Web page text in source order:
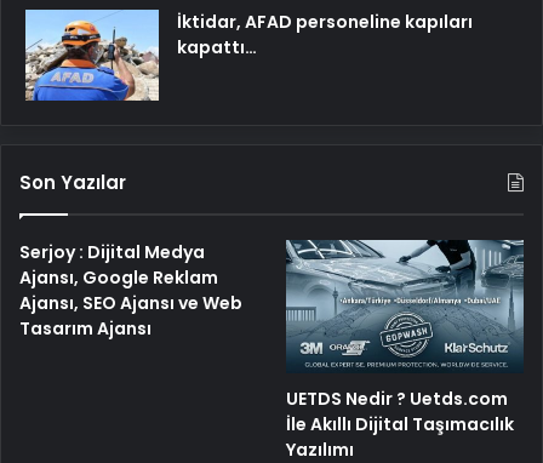
İktidar, AFAD personeline kapıları
kapattı…
Son Yazılar
Serjoy : Dijital Medya
Ajansı, Google Reklam
Ajansı, SEO Ajansı ve Web
Tasarım Ajansı
UETDS Nedir ? Uetds.com
İle Akıllı Dijital Taşımacılık
Yazılımı